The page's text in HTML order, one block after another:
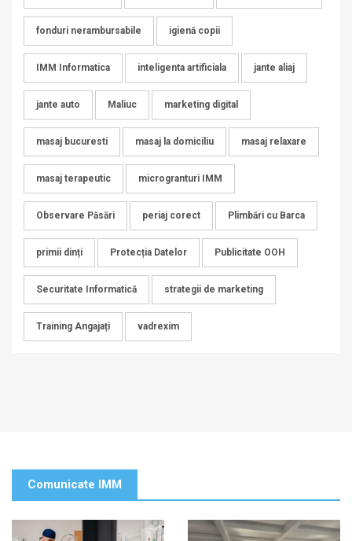
fonduri nerambursabile igienă copii
IMM Informatica inteligenta artificiala jante aliaj
jante auto Maliuc marketing digital
masaj bucuresti masaj la domiciliu masaj relaxare
masaj terapeutic microgranturi IMM
Observare Păsări periaj corect Plimbări cu Barca
primii dinți Protecția Datelor Publicitate OOH
Securitate Informatică strategii de marketing
Training Angajați vadrexim
Comunicate IMM